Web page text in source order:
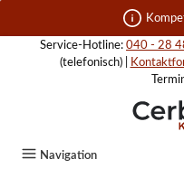
Zum Hauptinhalt springen
Service-Hotline: 040 - 28
(telefonisch) |
Navigation